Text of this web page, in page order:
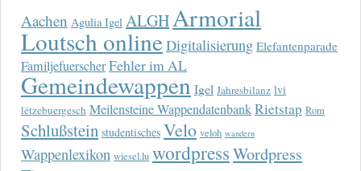
Aachen Agulia Igel ALGH Armorial
Loutsch onlineDigitalisierung Elefantenparade
FamiljefuerscherFehler im AL
Gemeindewappen Igel Jahresbilanz lvi
lëtzebuergesch Meilensteine WappendatenbankRietstap Rom
Schlußstein studentisches Velo veloh wandern
Wappenlexikon wiesel.lu wordpressWordpress